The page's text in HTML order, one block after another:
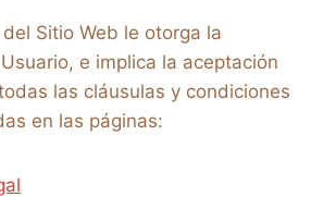
Sitio Web le otorga la
e implica la aceptación
las cláusulas y condiciones
en las páginas: